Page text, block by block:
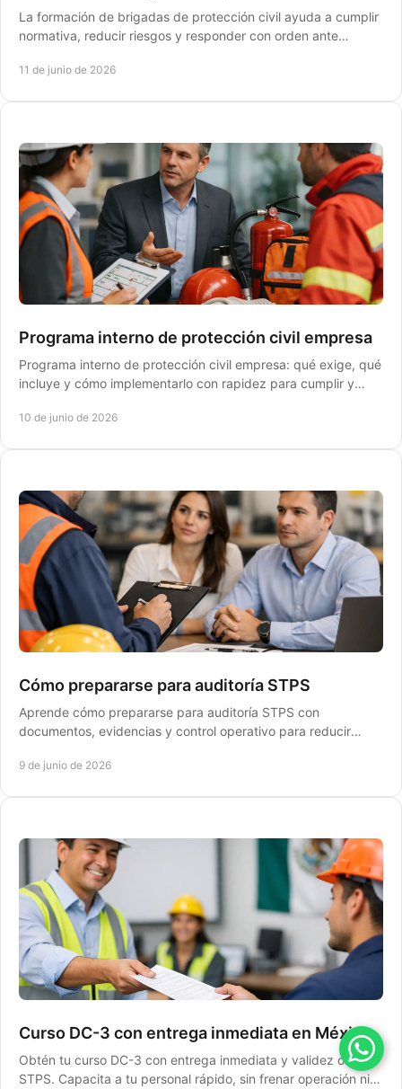
La formación de brigadas de protección civil ayuda a cumplir
normativa, reducir riesgos y responder con orden ante
11 de junio de 2026
Programa interno de protección civil empresa
Programa interno de protección civil empresa: qué exige, qué
incluye y cómo implementarlo con rapidez para cumplir y
10 de junio de 2026
Cómo prepararse para auditoría STPS
Aprende cómo prepararse para auditoría STPS con
documentos, evidencias y control operativo para reducir
9 de junio de 2026
Curso DC-3 con entrega inmediata en México
Obtén tu curso DC-3 con entrega inmediata y validez oficial
STPS. Capacita a tu personal rápido, sin frenar operación ni